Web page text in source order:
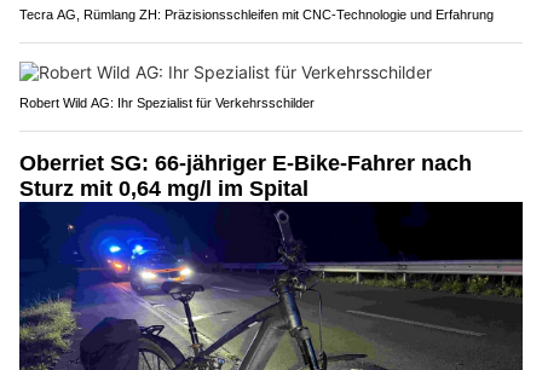
Tecra AG, Rümlang ZH: Präzisionsschleifen mit CNC-Technologie und Erfahrung
Robert Wild AG: Ihr Spezialist für Verkehrsschilder
Oberriet SG: 66-jähriger E-Bike-Fahrer nach
Sturz mit 0,64 mg/l im Spital